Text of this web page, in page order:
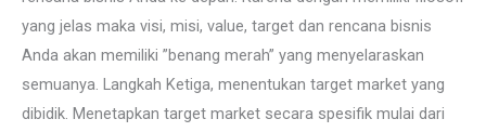
yang jelas maka visi, misi, value, target dan rencana bisnis
Anda akan memiliki ”benang merah” yang menyelaraskan
semuanya. Langkah Ketiga, menentukan target market yang
dibidik. Menetapkan target market secara spesifik mulai dari